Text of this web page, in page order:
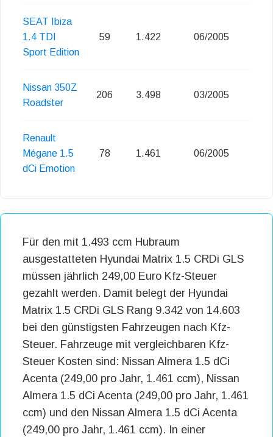
SEAT Ibiza
1.4 TDI
Sport Edition
59 1.422 06/2005
Nissan 350Z
Roadster
206 3.498 03/2005
Renault
Mégane 1.5
dCi Emotion
78 1.461 06/2005
Für den mit 1.493 ccm Hubraum
ausgestatteten Hyundai Matrix 1.5 CRDi GLS
müssen jährlich 249,00 Euro Kfz-Steuer
gezahlt werden. Damit belegt der Hyundai
Matrix 1.5 CRDi GLS Rang 9.342 von 14.603
bei den günstigsten Fahrzeugen nach Kfz-
Steuer. Fahrzeuge mit vergleichbaren Kfz-
Steuer Kosten sind: Nissan Almera 1.5 dCi
Acenta (249,00 pro Jahr, 1.461 ccm), Nissan
Almera 1.5 dCi Acenta (249,00 pro Jahr, 1.461
ccm) und den Nissan Almera 1.5 dCi Acenta
(249,00 pro Jahr, 1.461 ccm). In einer